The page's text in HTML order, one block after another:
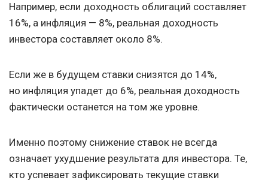
Например, если доходность облигаций составляет
16%, а инфляция — 8%, реальная доходность
инвестора составляет около 8%.
Если же в будущем ставки снизятся до 14%,
но инфляция упадет до 6%, реальная доходность
фактически останется на том же уровне.
Именно поэтому снижение ставок не всегда
означает ухудшение результата для инвестора. Те,
кто успевает зафиксировать текущие ставки